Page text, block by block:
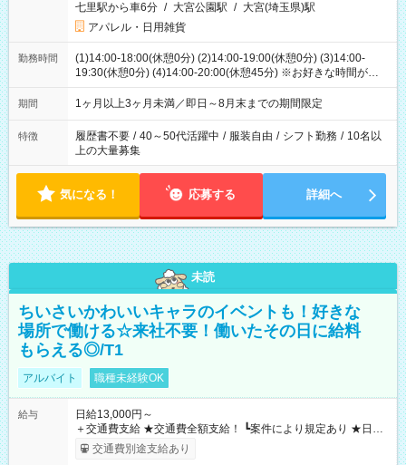
七里駅から車6分 / 大宮公園駅 / 大宮(埼玉県)駅
アパレル・日用雑貨
勤務時間
(1)14:00-18:00(休憩0分) (2)14:00-19:00(休憩0分) (3)14:00-
19:30(休憩0分) (4)14:00-20:00(休憩45分) ※お好きな時間が選べ
ます
期間 1ヶ月以上3ヶ月未満／即日～8月末までの期間限定
特徴 履歴書不要 / 40～50代活躍中 / 服装自由 / シフト勤務 / 10名以
上の大量募集
気になる！ 応募する 詳細へ
未読
ちいさいかわいいキャラのイベントも！好きな
場所で働ける☆来社不要！働いたその日に給料
もらえる◎/T1
アルバイト 職種未経験OK
給与
日給13,000円～
＋交通費支給 ★交通費全額支給！ ┗案件により規定あり ★日払
いOK！（規定あり） ┗働いたその日に現金GET♪ お仕事後はコ
ンビニATMから 日払い分を引き落とせます！ 【試用期間】試
交通費別途支給あり